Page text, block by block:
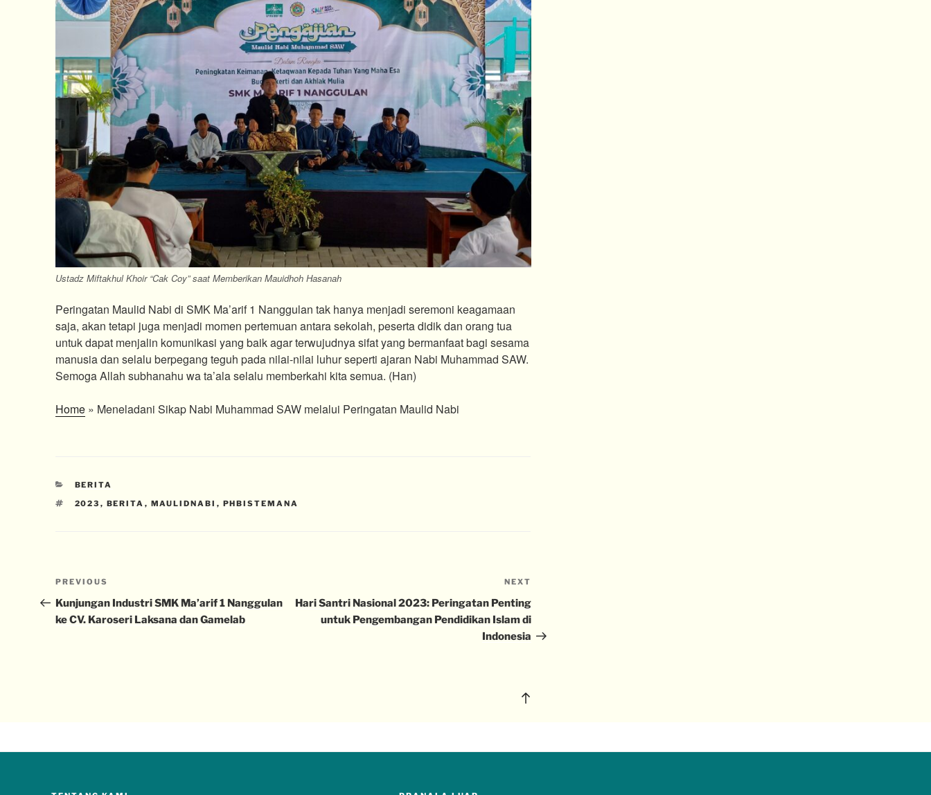
Ustadz Miftakhul Khoir “Cak Coy” saat Memberikan Mauidhoh Hasanah
Peringatan Maulid Nabi di SMK Ma’arif 1 Nanggulan tak hanya menjadi seremoni keagamaan
saja, akan tetapi juga menjadi momen pertemuan antara sekolah, peserta didik dan orang tua
untuk dapat menjalin komunikasi yang baik agar terwujudnya sifat yang bermanfaat bagi sesama
manusia dan selalu berpegang teguh pada nilai-nilai luhur seperti ajaran Nabi Muhammad SAW.
Semoga Allah subhanahu wa ta’ala selalu memberkahi kita semua. (Han)
Home » Meneladani Sikap Nabi Muhammad SAW melalui Peringatan Maulid Nabi
BERITA
2023 , BERITA , MAULIDNABI , PHBISTEMANA
PREVIOUS
Kunjungan Industri SMK Ma’arif 1 Nanggulan
ke CV. Karoseri Laksana dan Gamelab
NEXT
Hari Santri Nasional 2023: Peringatan Penting
untuk Pengembangan Pendidikan Islam di
Indonesia